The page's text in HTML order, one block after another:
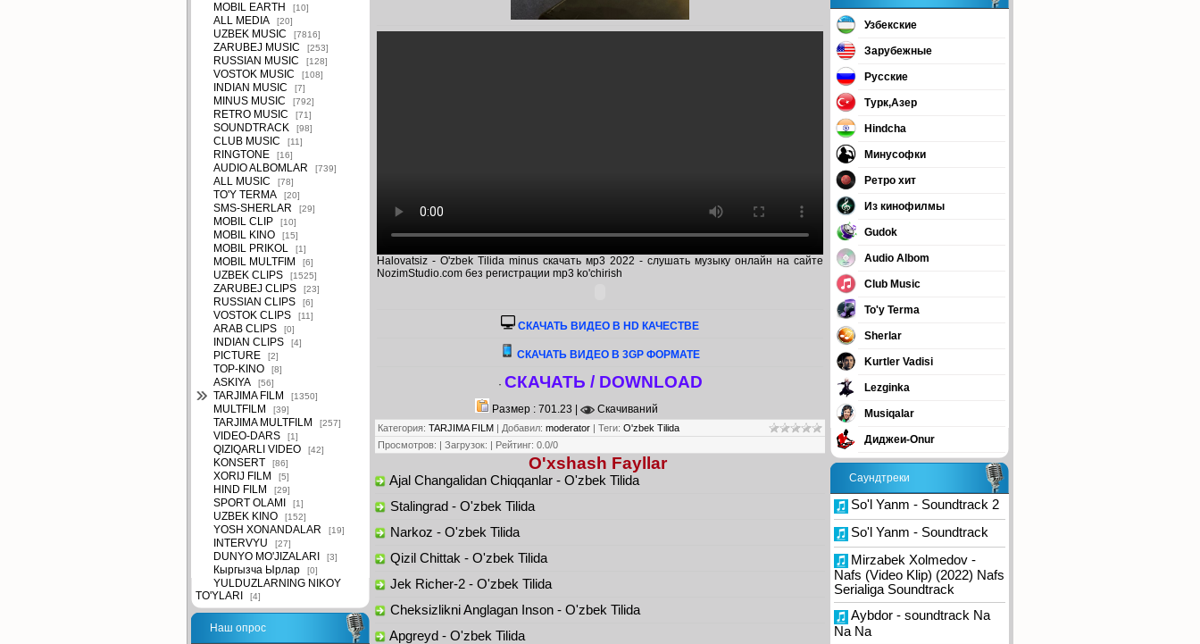
MOBIL EARTH [10]
ALL MEDIA [20]
UZBEK MUSIC [7816]
ZARUBEJ MUSIC [253]
RUSSIAN MUSIC [128]
VOSTOK MUSIC [108]
INDIAN MUSIC [7]
MINUS MUSIC [792]
RETRO MUSIC [71]
SOUNDTRACK [98]
CLUB MUSIC [11]
RINGTONE [16]
AUDIO ALBOMLAR [739]
ALL MUSIC [78]
TO'Y TERMA [20]
SMS-SHERLAR [29]
MOBIL CLIP [10]
MOBIL KINO [15]
MOBIL PRIKOL [1]
MOBIL MULTFIM [6]
UZBEK CLIPS [1525]
ZARUBEJ CLIPS [23]
RUSSIAN CLIPS [6]
VOSTOK CLIPS [11]
ARAB CLIPS [0]
INDIAN CLIPS [4]
PICTURE [2]
TOP-KINO [8]
ASKIYA [56]
TARJIMA FILM [1350]
MULTFILM [39]
TARJIMA MULTFILM [257]
VIDEO-DARS [1]
QIZIQARLI VIDEO [42]
KONSERT [86]
XORIJ FILM [5]
HIND FILM [29]
SPORT OLAMI [1]
UZBEK KINO [152]
YOSH XONANDALAR [19]
INTERVYU [27]
DUNYO MO'JIZALARI [3]
Кыргызча Ырлар [0]
YULDUZLARNING NIKOY
TO'YLARI
[4]
Наш опрос
Halovatsiz - O'zbek Tilida minus скачать мр3 2022 - слушать музыку онлайн на сайте
NozimStudio.com без регистрации mp3 ko'chirish
CКАЧАТЬ ВИДЕО В HD КАЧЕСТВЕ
СКАЧАТЬ ВИДЕО В 3GP ФОРМАТЕ
· СКАЧАТЬ / DOWNLOAD
Размер : 701.23 | Скачиваний
Категория: TARJIMA FILM | Добавил: moderator | Теги: O'zbek Tilida
Просмотров: | Загрузок: | Рейтинг: 0.0/0
O'xshash Fayllar
Ajal Changalidan Chiqqanlar - O'zbek Tilida
Stalingrad - O'zbek Tilida
Narkoz - O'zbek Tilida
Qizil Chittak - O'zbek Tilida
Jek Richer-2 - O'zbek Tilida
Cheksizlikni Anglagan Inson - O'zbek Tilida
Apgreyd - O'zbek Tilida
Узбекские
Зарубежные
Русские
Турк,Азер
Hindcha
Минусофки
Ретро хит
Из кинофилмы
Gudok
Audio Albom
Club Music
To'y Terma
Sherlar
Kurtler Vadisi
Lezginka
Musiqalar
Диджеи-Onur
Саундтреки
So'l Yanm - Soundtrack 2
So'l Yanm - Soundtrack
Mirzabek Xolmedov -
Nafs (Video Klip) (2022) Nafs
Serialiga Soundtrack
Aybdor - soundtrack Na
Na Na